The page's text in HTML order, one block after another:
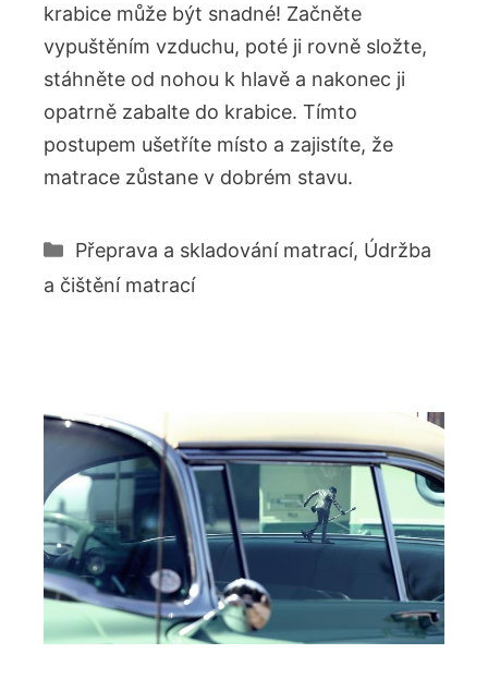
krabice může být snadné! Začněte
vypuštěním vzduchu, poté ji rovně složte,
stáhněte od nohou k hlavě a nakonec ji
opatrně zabalte do krabice. Tímto
postupem ušetříte místo a zajistíte, že
matrace zůstane v dobrém stavu.
Rubriky
Přeprava a skladování matrací, Údržba
a čištění matrací